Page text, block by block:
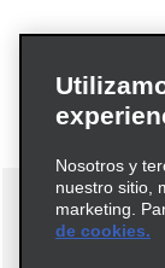
Nosotros y
nuestro sitio,
marketing.
de cookies.